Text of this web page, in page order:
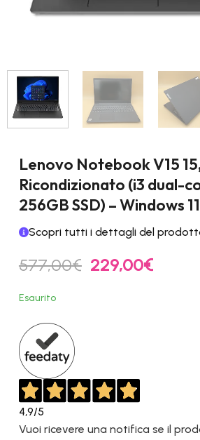
Lenovo Notebook V15
Ricondizionato (i3 dual-
256GB SSD) – Windows
Scopri tutti i dettagli del
577,00€ Il
prezzo
229,00€Il
Esaurito
4,9/5
Vuoi ricevere una notifica se il